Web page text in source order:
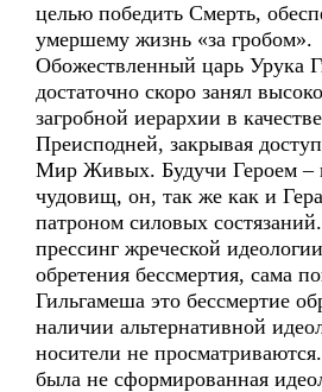
целью победить Смерть,
умершему жизнь «за гробом».
Обожествленный царь Урука
достаточно скоро занял
загробной иерархии в
Преисподней, закрывая
Мир Живых. Будучи Героем –
чудовищ, он, так же как и
патроном силовых
прессинг жреческой
обретения бессмертия, сама
Гильгамеша это бессмертие
наличии альтернативной
носители не
была не сформированная